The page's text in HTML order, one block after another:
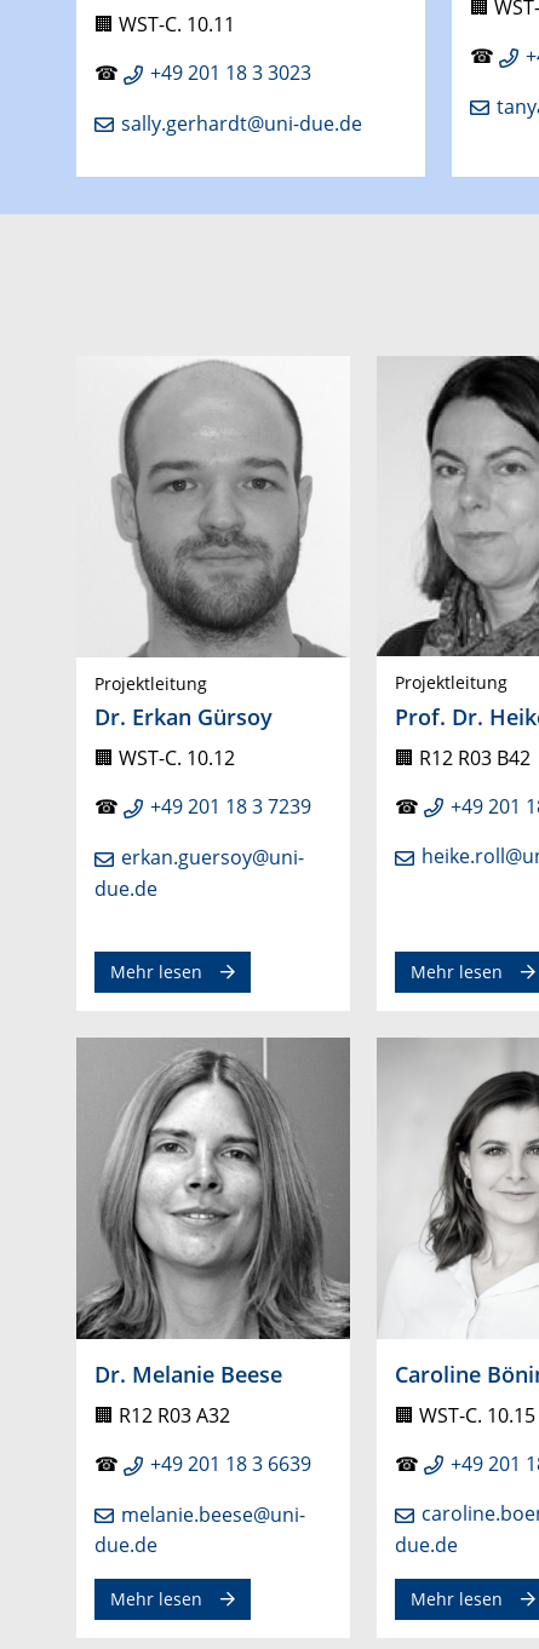
🏢 WST-C. 10.11
☎
+49 201 18 3 3023
sally.gerhardt@uni-due.de
🏢
☎
Projektleitung
Dr. Erkan Gürsoy
🏢 WST-C. 10.12
☎
+49 201 18 3 7239
erkan.guersoy@uni-
due.de
Mehr lesen
Projektleitung
Prof. Dr.
🏢 R12 R03 B42
☎
+49 201
Mehr lesen
Dr. Melanie Beese
🏢 R12 R03 A32
☎
+49 201 18 3 6639
melanie.beese@uni-
due.de
Mehr lesen
Caroline
🏢 WST-C. 10.15
☎
+49 201
due.de
Mehr lesen